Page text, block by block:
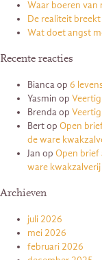
Waar boeren van
De realiteit breekt
Wat doet angst
Recente reacties
Biancaop 6
Yasmin op
Brendaop
Bertop Open
de ware
Jan op Open brief
ware
Archieven
juli 2026
mei 2026
februari 2026